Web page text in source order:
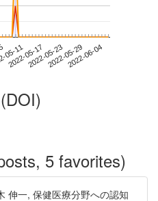
05-11
2022-05-172022-05-232022-05-292022-06-04
5 favorites)
伸一, 保健医療分野への認知